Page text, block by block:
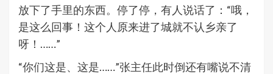
放下了手里的东西。停了停，有人说话了：“哦，
是这么回事！这个人原来进了城就不认乡亲了
呀！……”
“你们这是、这是……”张主任此时倒还有嘴说不清